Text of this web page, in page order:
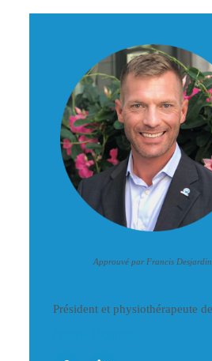
Approuvé par Francis
Président et physiothérapeute